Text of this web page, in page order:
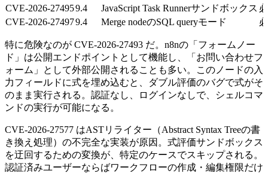
CVE-2026-274959.4 JavaScript Task Runnerサンドボックス
CVE-2026-274979.4 Merge nodeのSQL queryモード
特に危険なのが CVE-2026-27493 だ。n8nの「フォームノー
ド」は公開エンドポイントとして機能し、「お問い合わせフ
ォーム」として外部公開されることも多い。このノードの入
力フィールドに式を埋め込むと、ダブル評価のバグで式がそ
のまま実行される。認証なし、ログインなしで、シェルコマ
ンドの実行が可能になる。
CVE-2026-27577 はASTリライター（Abstract Syntax Treeの書
き換え処理）の不完全な実装が原因。式評価サンドボックス
を迂回するための変換が、特定のケースでスキップされる。
認証済みユーザーならばワークフローの作成・編集権限だけ